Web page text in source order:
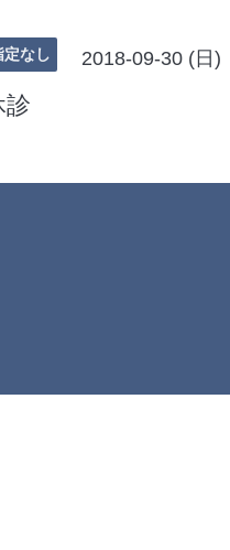
定なし 2018-09-30 (日)
診